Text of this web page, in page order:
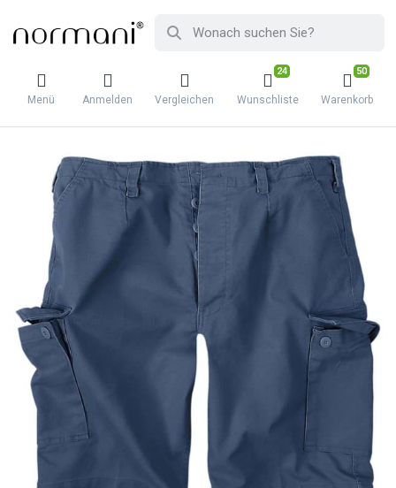
Menü Anmelden Vergleichen
24
Wunschliste
50
Warenkorb